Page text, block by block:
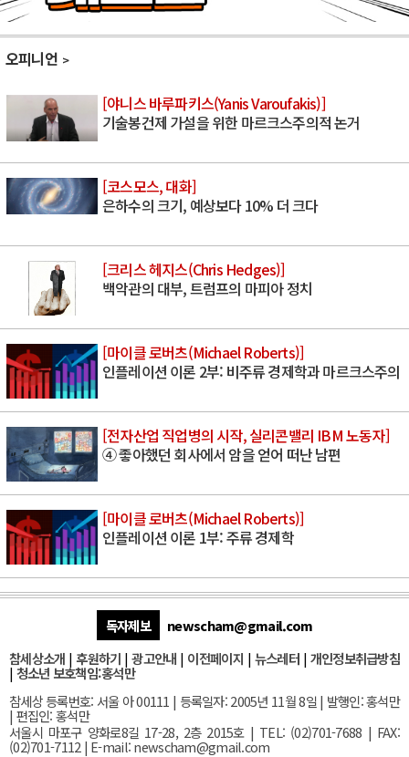
오피니언
[야니스 바루파키스(Yanis Varoufakis)]
기술봉건제 가설을 위한 마르크스주의적 논거
[코스모스, 대화]
은하수의 크기, 예상보다 10% 더 크다
[크리스 헤지스(Chris Hedges)]
백악관의 대부, 트럼프의 마피아 정치
[마이클 로버츠(Michael Roberts)]
인플레이션 이론 2부: 비주류 경제학과 마르크스주의
[전자산업 직업병의 시작, 실리콘밸리 IBM 노동자]
④ 좋아했던 회사에서 암을 얻어 떠난 남편
[마이클 로버츠(Michael Roberts)]
인플레이션 이론 1부: 주류 경제학
독자제보
newscham@gmail.com
참세상소개 | 후원하기 |광고안내 | 이전페이지 | 뉴스레터| 개인정보취급방침
| 청소년 보호책임:홍석만
참세상 등록번호: 서울 아 00111 | 등록일자: 2005년 11월 8일 | 발행인: 홍석만
| 편집인: 홍석만
서울시 마포구 양화로8길 17-28, 2층 2015호| TEL: (02)701-7688 | FAX:
(02)701-7112 | E-mail:newscham@gmail.com